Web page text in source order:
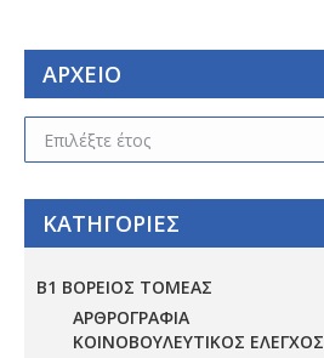
ΑΡΧΕΙΟ
ΑΡΧΕΙΟ
ΚΑΤΗΓΟΡΙΕΣ
Β1 ΒΟΡΕΙΟΣ ΤΟΜΕΑΣ
ΑΡΘΡΟΓΡΑΦΙΑ
ΚΟΙΝΟΒΟΥΛΕΥΤΙΚΟΣ ΕΛΕΓΧΟΣ